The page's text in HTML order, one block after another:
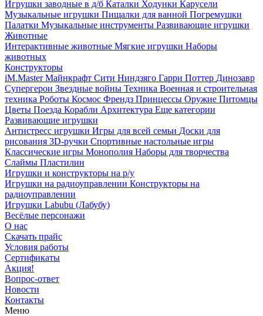
Игрушки заводные в д/б Каталки Ходунки Карусели
Музыкальные игрушки Пищалки для ванной Погремушки
Палатки Музыкальные инструменты Развивающие игрушки
Животные
Интерактивные животные Мягкие игрушки Наборы
животных
Конструкторы
iM.Master Майнкрафт Сити Ниндзяго Гарри Поттер Динозавр
Супергерои Звездные войны Техника Военная и строительная
техника Роботы Космос Френдз Принцессы Оружие Питомцы
Цветы Поезда Корабли Архитектура Еще категории
Развивающие игрушки
Антистресс игрушки Игры для всей семьи Доски для
рисования 3D-ручки Спортивные настольные игры
Классические игры Монополия Наборы для творчества
Слаймы Пластилин
Игрушки и конструкторы на р/у
Игрушки на радиоуправлении Конструкторы на
радиоуправлении
Игрушки Labubu (Лабубу)
Весёлые персонажи
О нас
Скачать прайс
Условия работы
Сертификаты
Акция!
Вопрос-ответ
Новости
Контакты
Меню